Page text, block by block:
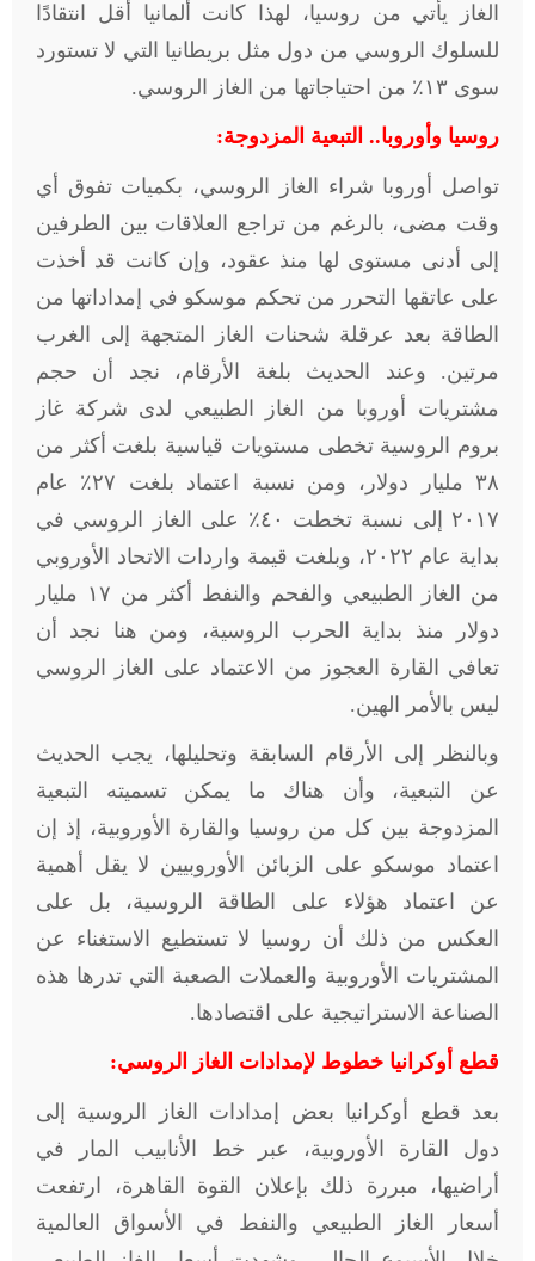
الغاز يأتي من روسيا، لهذا كانت ألمانيا أقل انتقادًا
للسلوك الروسي من دول مثل بريطانيا التي لا تستورد
سوى ١٣٪ من احتياجاتها من الغاز الروسي
.
روسيا وأوروبا.. التبعية المزدوجة:
تواصل أوروبا شراء الغاز الروسي، بكميات تفوق أي
وقت مضى، بالرغم من تراجع العلاقات بين الطرفين
إلى أدنى مستوى لها منذ عقود، وإن كانت قد أخذت
على عاتقها التحرر من تحكم موسكو في إمداداتها من
الطاقة بعد عرقلة شحنات الغاز المتجهة إلى الغرب
مرتين. وعند الحديث بلغة الأرقام، نجد أن حجم
مشتريات أوروبا من الغاز الطبيعي لدى شركة غاز
بروم الروسية تخطى مستويات قياسية بلغت أكثر من
٣٨ مليار دولار، ومن نسبة اعتماد بلغت ٢٧٪ عام
٢٠١٧ إلى نسبة تخطت ٤٠٪ على الغاز الروسي في
بداية عام ٢٠٢٢، وبلغت قيمة واردات الاتحاد الأوروبي
من الغاز الطبيعي والفحم والنفط أكثر من ١٧ مليار
دولار منذ بداية الحرب الروسية، ومن هنا نجد أن
تعافي القارة العجوز من الاعتماد على الغاز الروسي
ليس بالأمر الهين.
وبالنظر إلى الأرقام السابقة وتحليلها، يجب الحديث
عن التبعية، وأن هناك ما يمكن تسميته التبعية
المزدوجة بين كل من روسيا والقارة الأوروبية، إذ إن
اعتماد موسكو على الزبائن الأوروبيين لا يقل أهمية
عن اعتماد هؤلاء على الطاقة الروسية، بل على
العكس من ذلك أن روسيا لا تستطيع الاستغناء عن
المشتريات الأوروبية والعملات الصعبة التي تدرها هذه
الصناعة الاستراتيجية على اقتصادها.
قطع أوكرانيا خطوط لإمدادات الغاز الروسي:
بعد قطع أوكرانيا بعض إمدادات الغاز الروسية إلى
دول القارة الأوروبية، عبر خط الأنابيب المار في
أراضيها، مبررة ذلك بإعلان القوة القاهرة، ارتفعت
أسعار الغاز الطبيعي والنفط في الأسواق العالمية